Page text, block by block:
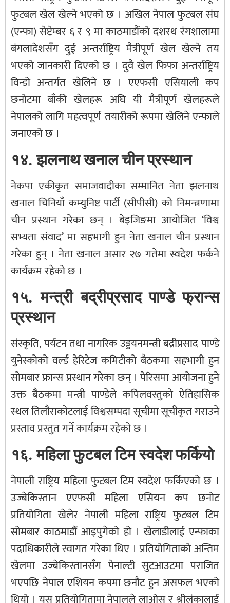
फुटबल खेल खेल्ने भएको छ । अखिल नेपाल फुटबल संघ
(एन्फा) सेप्टेम्बर ६ र ९ मा काठमाडौंको दशरथ रंगशालामा
बंगलादेशसँग दुई अन्तर्राष्ट्रिय मैत्रीपूर्ण खेल खेल्ने तय
भएको जानकारी दिएको छ । दुवै खेल फिफा अन्तर्राष्ट्रिय
विन्डो अन्तर्गत खेलिने छ । एएफसी एसियाली कप
छनोटमा बाँकी खेलहरू अघि यी मैत्रीपूर्ण खेलहरूले
नेपालको लागि महत्वपूर्ण तयारीको रूपमा खेलिने एन्फाले
जनाएको छ ।
१४. झलनाथ खनाल चीन प्रस्थान
नेकपा एकीकृत समाजवादीका सम्मानित नेता झलनाथ
खनाल चिनियाँ कम्युनिष्ट पार्टी (सीपीसी) को निमन्त्रणामा
चीन प्रस्थान गरेका छन् । बेइजिङमा आयोजित ‘विश्व
सभ्यता संवाद’ मा सहभागी हुन नेता खनाल चीन प्रस्थान
गरेका हुन् । नेता खनाल असार २७ गतेमा स्वदेश फर्कने
कार्यक्रम रहेको छ ।
१५. मन्त्री बद्रीप्रसाद पाण्डे फ्रान्स
प्रस्थान
संस्कृति, पर्यटन तथा नागरिक उड्डयनमन्त्री बद्रीप्रसाद पाण्डे
युनेस्कोको वर्ल्ड हेरिटेज कमिटीको बैठकमा सहभागी हुन
सोमबार फ्रान्स प्रस्थान गरेका छन् । पेरिसमा आयोजना हुने
उक्त बैठकमा मन्त्री पाण्डेले कपिलवस्तुको ऐतिहासिक
स्थल तिलौराकोटलाई विश्वसम्पदा सूचीमा सूचीकृत गराउने
प्रस्ताव प्रस्तुत गर्ने कार्यक्रम रहेको छ ।
१६. महिला फुटबल टिम स्वदेश फर्कियो
नेपाली राष्ट्रिय महिला फुटबल टिम स्वदेश फर्किएको छ ।
उज्बेकिस्तान एएफसी महिला एसियन कप छनोट
प्रतियोगिता खेलेर नेपाली महिला राष्ट्रिय फुटबल टिम
सोमबार काठमाडौँ आइपुगेको हो । खेलाडीलाई एन्फाका
पदाधिकारीले स्वागत गरेका थिए । प्रतियोगिताको अन्तिम
खेलमा उज्बेकिस्तानसँग पेनाल्टी सुटआउटमा पराजित
भएपछि नेपाल एशियन कपमा छनौट हुन असफल भएको